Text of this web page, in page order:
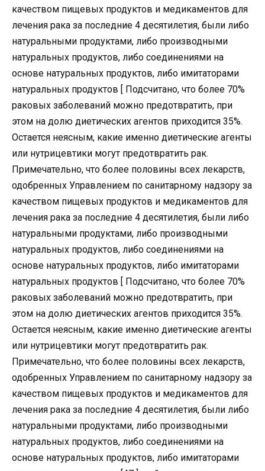
качеством пищевых продуктов и медикаментов для
лечения рака за последние 4 десятилетия, были либо
натуральными продуктами, либо производными
натуральных продуктов, либо соединениями на
основе натуральных продуктов, либо имитаторами
натуральных продуктов [ Подсчитано, что более 70%
раковых заболеваний можно предотвратить, при
этом на долю диетических агентов приходится 35%.
Остается неясным, какие именно диетические агенты
или нутрицевтики могут предотвратить рак.
Примечательно, что более половины всех лекарств,
одобренных Управлением по санитарному надзору за
качеством пищевых продуктов и медикаментов для
лечения рака за последние 4 десятилетия, были либо
натуральными продуктами, либо производными
натуральных продуктов, либо соединениями на
основе натуральных продуктов, либо имитаторами
натуральных продуктов [ Подсчитано, что более 70%
раковых заболеваний можно предотвратить, при
этом на долю диетических агентов приходится 35%.
Остается неясным, какие именно диетические агенты
или нутрицевтики могут предотвратить рак.
Примечательно, что более половины всех лекарств,
одобренных Управлением по санитарному надзору за
качеством пищевых продуктов и медикаментов для
лечения рака за последние 4 десятилетия, были либо
натуральными продуктами, либо производными
натуральных продуктов, либо соединениями на
основе натуральных продуктов, либо имитаторами